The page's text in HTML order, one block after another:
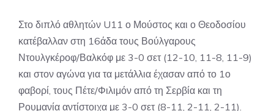
Στο διπλό αθλητών U11 ο Μούστος και ο Θεοδοσίου
κατέβαλλαν στη 16άδα τους Βούλγαρους
Ντουλγκέροφ/Βαλκόφ με 3-0 σετ (12-10, 11-8, 11-9)
και στον αγώνα για τα μετάλλια έχασαν από το 1ο
φαβορί, τους Πέτε/Φιλιμόν από τη Σερβία και τη
Ρουμανία αντίστοιχα με 3-0 σετ (8-11, 2-11, 2-11).